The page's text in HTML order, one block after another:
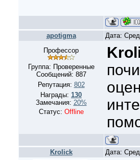
apotigma
Дата:
Профессор
Группа: Проверенные
Сообщений: 887
Репутация: 802
Награды: 130
Замечания: 20%
Статус: Offline
Krolick Дата: